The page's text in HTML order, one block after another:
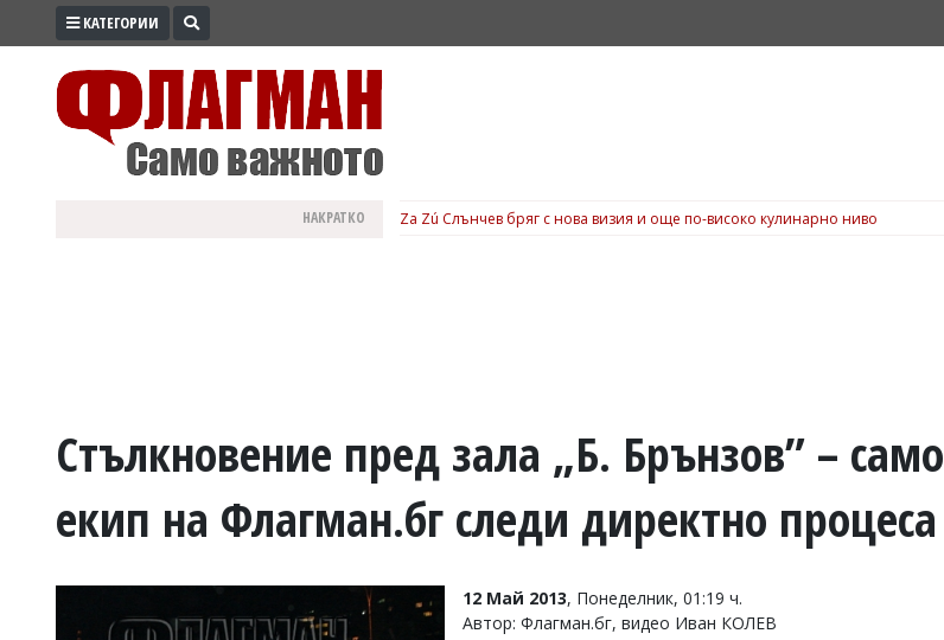
ПРОМО
ВОЙНАТА
УКРАЙНА
КАТЕГОРИИ
НАКРАТКО Za Zú Слънчев бряг с нова визия и още по-високо кулинарно ниво
Стълкновение пред зала „Б. Брънзов” – само
екип на Флагман.бг следи директно процеса
12 Май 2013, Понеделник, 01:19 ч.
Автор: Флагман.бг, видео Иван КОЛЕВ